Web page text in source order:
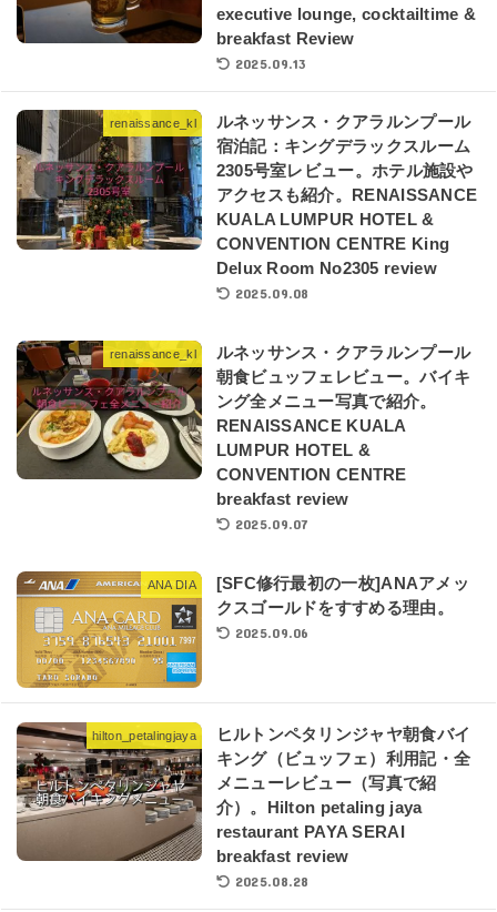
executive lounge, cocktailtime &
breakfast Review
2025.09.13
renaissance_kl
ルネッサンス・クアラルンプール
宿泊記：キングデラックスルーム
2305号室レビュー。ホテル施設や
アクセスも紹介。RENAISSANCE
KUALA LUMPUR HOTEL &
CONVENTION CENTRE King
Delux Room No2305 review
2025.09.08
renaissance_kl
ルネッサンス・クアラルンプール
朝食ビュッフェレビュー。バイキ
ング全メニュー写真で紹介。
RENAISSANCE KUALA
LUMPUR HOTEL &
CONVENTION CENTRE
breakfast review
2025.09.07
ANA DIA
[SFC修行最初の一枚]ANAアメッ
クスゴールドをすすめる理由。
2025.09.06
hilton_petalingjaya
ヒルトンペタリンジャヤ朝食バイ
キング（ビュッフェ）利用記・全
メニューレビュー（写真で紹
介）。Hilton petaling jaya
restaurant PAYA SERAI
breakfast review
2025.08.28